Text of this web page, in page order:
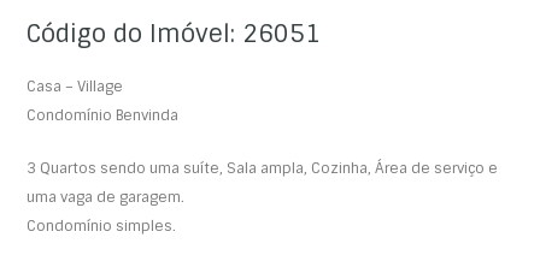
Código do Imóvel: 26051
Casa – Village
Condomínio Benvinda
3 Quartos sendo uma suíte, Sala ampla, Cozinha, Área de serviço e
uma vaga de garagem.
Condomínio simples.